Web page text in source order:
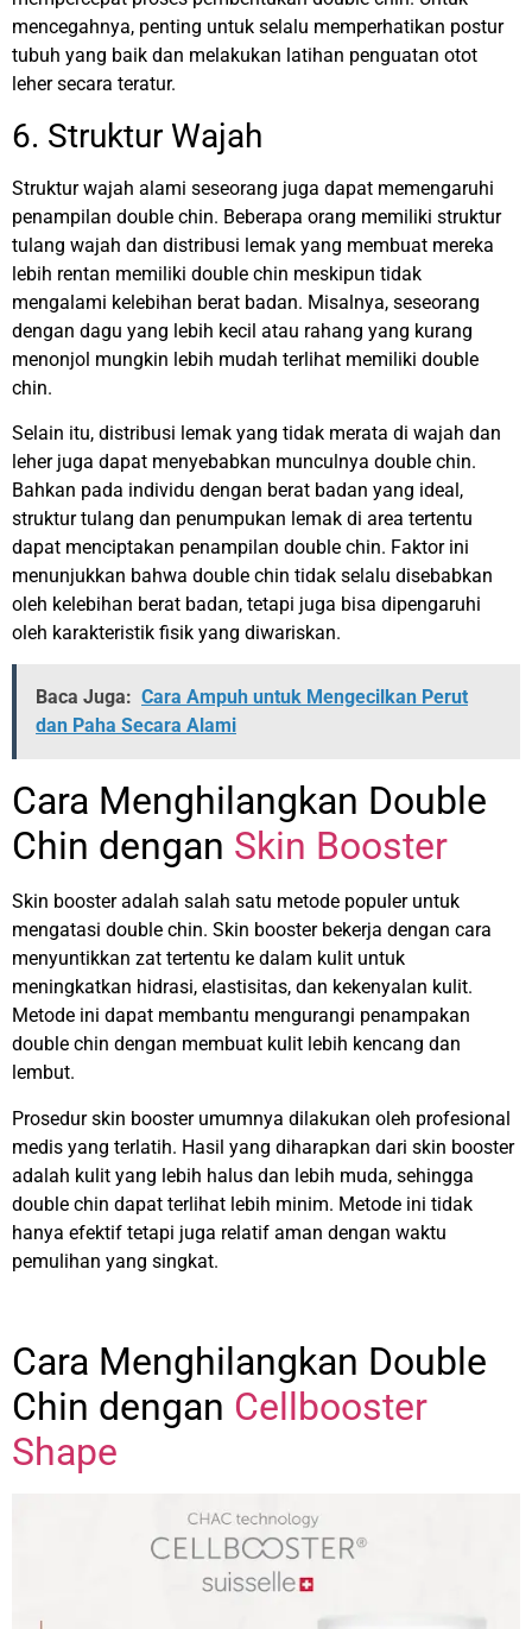
mencegahnya, penting untuk selalu memperhatikan postur
tubuh yang baik dan melakukan latihan penguatan otot
leher secara teratur.
6. Struktur Wajah
Struktur wajah alami seseorang juga dapat memengaruhi
penampilan double chin. Beberapa orang memiliki struktur
tulang wajah dan distribusi lemak yang membuat mereka
lebih rentan memiliki double chin meskipun tidak
mengalami kelebihan berat badan. Misalnya, seseorang
dengan dagu yang lebih kecil atau rahang yang kurang
menonjol mungkin lebih mudah terlihat memiliki double
chin.
Selain itu, distribusi lemak yang tidak merata di wajah dan
leher juga dapat menyebabkan munculnya double chin.
Bahkan pada individu dengan berat badan yang ideal,
struktur tulang dan penumpukan lemak di area tertentu
dapat menciptakan penampilan double chin. Faktor ini
menunjukkan bahwa double chin tidak selalu disebabkan
oleh kelebihan berat badan, tetapi juga bisa dipengaruhi
oleh karakteristik fisik yang diwariskan.
Baca Juga: Cara Ampuh untuk Mengecilkan Perut
dan Paha Secara Alami
Cara Menghilangkan Double
Chin dengan Skin Booster
Skin booster adalah salah satu metode populer untuk
mengatasi double chin. Skin booster bekerja dengan cara
menyuntikkan zat tertentu ke dalam kulit untuk
meningkatkan hidrasi, elastisitas, dan kekenyalan kulit.
Metode ini dapat membantu mengurangi penampakan
double chin dengan membuat kulit lebih kencang dan
lembut.
Prosedur skin booster umumnya dilakukan oleh profesional
medis yang terlatih. Hasil yang diharapkan dari skin booster
adalah kulit yang lebih halus dan lebih muda, sehingga
double chin dapat terlihat lebih minim. Metode ini tidak
hanya efektif tetapi juga relatif aman dengan waktu
pemulihan yang singkat.
Cara Menghilangkan Double
Chin dengan Cellbooster
Shape